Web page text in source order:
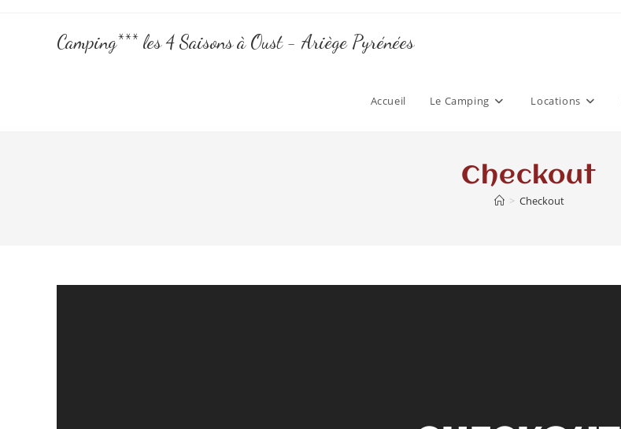
Camping*** les 4 Saisons à Oust - Ariège Pyrénées
Accueil Le Camping Locations
Checkout
> Checkout